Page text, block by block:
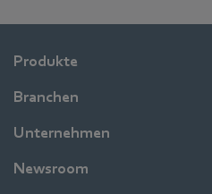
Produkte
Branchen
Unternehmen
Newsroom